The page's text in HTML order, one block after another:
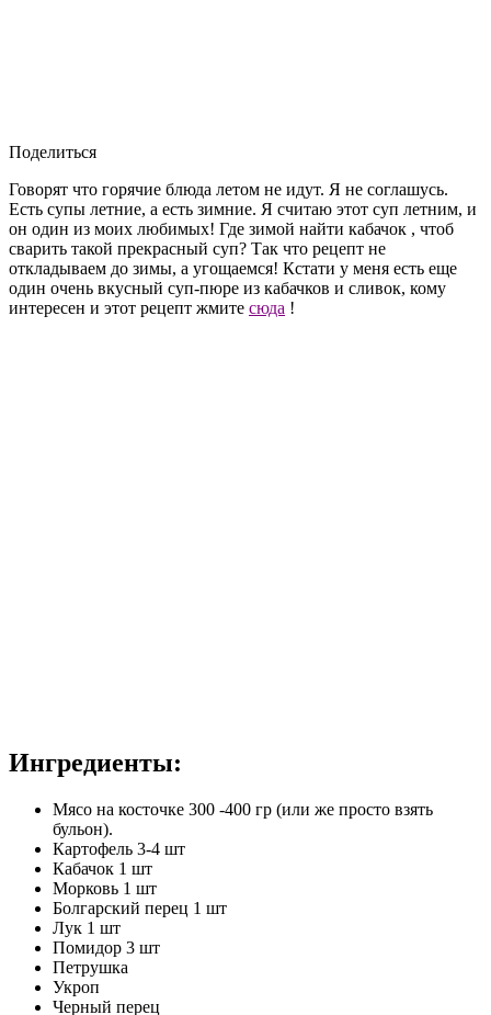
Поделиться
Говорят что горячие блюда летом не идут. Я не соглашусь.
Есть супы летние, а есть зимние. Я считаю этот суп летним, и
он один из моих любимых! Где зимой найти кабачок , чтоб
сварить такой прекрасный суп? Так что рецепт не
откладываем до зимы, а угощаемся! Кстати у меня есть еще
один очень вкусный суп-пюре из кабачков и сливок, кому
интересен и этот рецепт жмите сюда !
Ингредиенты:
Мясо на косточке 300 -400 гр (или же просто взять
бульон).
Картофель 3-4 шт
Кабачок 1 шт
Морковь 1 шт
Болгарский перец 1 шт
Лук 1 шт
Помидор 3 шт
Петрушка
Укроп
Черный перец